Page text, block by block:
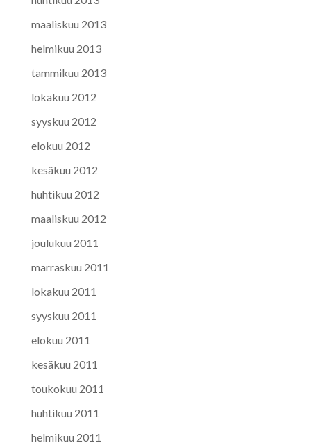
maaliskuu 2013
helmikuu 2013
tammikuu 2013
lokakuu 2012
syyskuu 2012
elokuu 2012
kesäkuu 2012
huhtikuu 2012
maaliskuu 2012
joulukuu 2011
marraskuu 2011
lokakuu 2011
syyskuu 2011
elokuu 2011
kesäkuu 2011
toukokuu 2011
huhtikuu 2011
helmikuu 2011